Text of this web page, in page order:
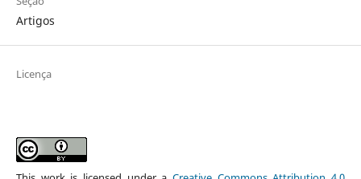
Artigos
Licença